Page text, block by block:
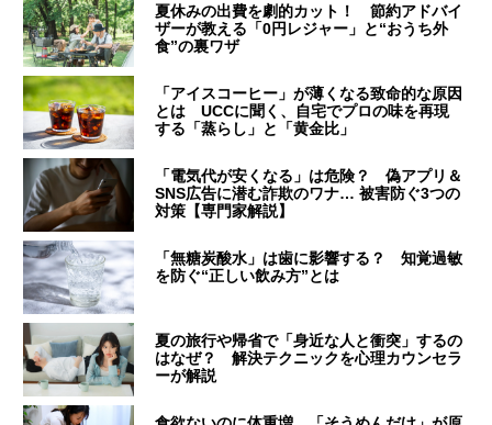
夏休みの出費を劇的カット！ 節約アドバイ
ザーが教える「0円レジャー」と“おうち外
食”の裏ワザ
「アイスコーヒー」が薄くなる致命的な原因
とは UCCに聞く、自宅でプロの味を再現
する「蒸らし」と「黄金比」
「電気代が安くなる」は危険？ 偽アプリ＆
SNS広告に潜む詐欺のワナ… 被害防ぐ3つの
対策【専門家解説】
「無糖炭酸水」は歯に影響する？ 知覚過敏
を防ぐ“正しい飲み方”とは
夏の旅行や帰省で「身近な人と衝突」するの
はなぜ？ 解決テクニックを心理カウンセラ
ーが解説